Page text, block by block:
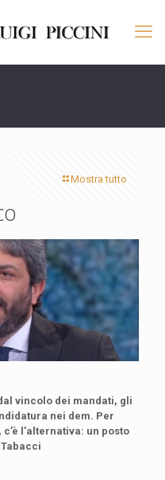
Mostra tutto
vincolo dei mandati, gli
nei dem. Per
l’alternativa: un posto